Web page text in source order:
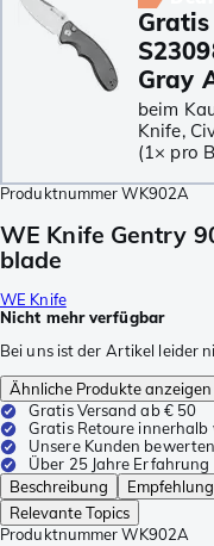
Gratis
Gray
beim
Knife,
(1× pro
Produktnummer WK902A
WE Knife Gentry
blade
WE Knife
Nicht mehr verfügbar
Bei uns ist der Artikel leider
Ähnliche Produkte anzeigen
Gratis Versand ab € 50
Gratis Retoure innerhalb
Unsere Kunden
Über 25 Jahre Erfahrung
Beschreibung
Relevante Topics
Produktnummer WK902A